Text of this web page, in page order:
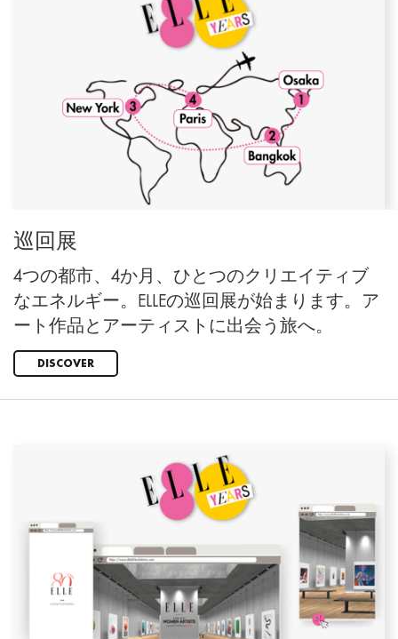
巡回展
4つの都市、4か月、ひとつのクリエイティブ
なエネルギー。ELLEの巡回展が始まります。ア
ート作品とアーティストに出会う旅へ。
DISCOVER